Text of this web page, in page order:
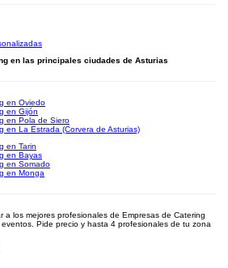
en las principales ciudades de Asturias
en Oviedo
en Gijón
en Pola de Siero
en La Estrada (Corvera de Asturias)
en Tarin
en Bayas
en Somado
en Monga
a los mejores profesionales de Empresas de Catering
Pide precio y hasta 4 profesionales de tu zona